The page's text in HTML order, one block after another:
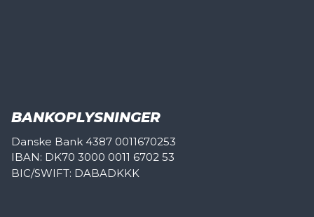
BANKOPLYSNINGER
Danske Bank 4387 0011670253
IBAN: DK70 3000 0011 6702 53
BIC/SWIFT: DABADKKK